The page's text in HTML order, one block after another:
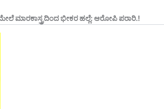
ಮಾರಕಾಸ್ತ್ರದಿಂದ ಭೀಕರ ಹಲ್ಲೆ: ಆರೋಪಿ ಪರಾರಿ.!